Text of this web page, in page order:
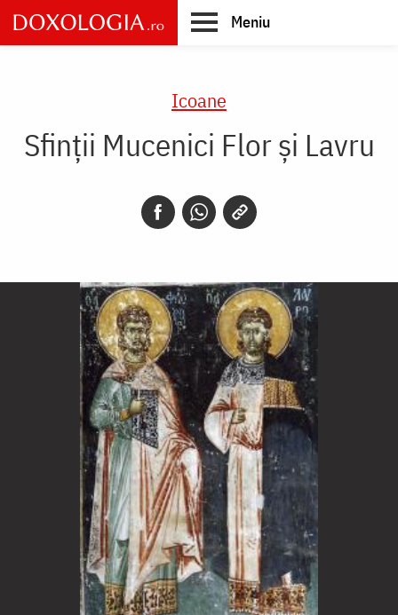
Skip
to
main
Meniu
Icoane
Sfinții Mucenici Flor și Lavru